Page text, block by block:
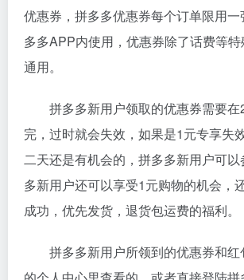
优惠券，拼多多优惠券每个订单限用
多多APP内使用，优惠券除了话费等
通用。
拼多多新用户领取的优惠券需要
完，过时就会失效，如果是1元专享失
二天还是有机会的，拼多多新用户可
多新用户还可以享受1元购物的机会，
成功，优先发货，退货包运费的福利。
拼多多新用户所领到的优惠券和